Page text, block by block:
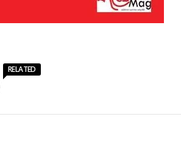
RELATED